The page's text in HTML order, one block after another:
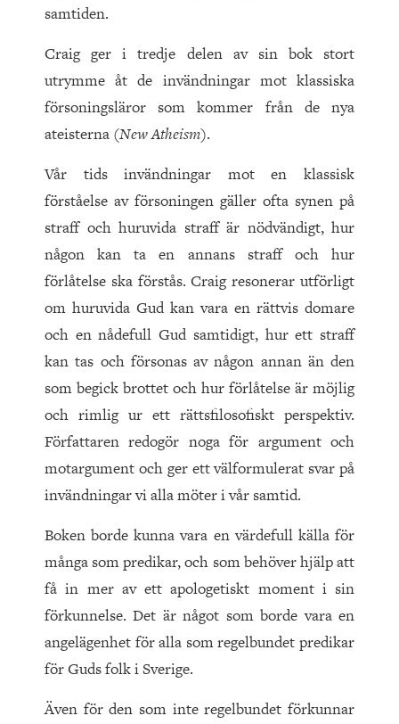
samtiden.
Craig ger i tredje delen av sin bok stort
utrymme åt de invändningar mot klassiska
försoningsläror som kommer från de nya
ateisterna (New Atheism).
Vår tids invändningar mot en klassisk
förståelse av försoningen gäller ofta synen på
straff och huruvida straff är nödvändigt, hur
någon kan ta en annans straff och hur
förlåtelse ska förstås. Craig resonerar utförligt
om huruvida Gud kan vara en rättvis domare
och en nådefull Gud samtidigt, hur ett straff
kan tas och försonas av någon annan än den
som begick brottet och hur förlåtelse är möjlig
och rimlig ur ett rättsfilosofiskt perspektiv.
Författaren redogör noga för argument och
motargument och ger ett välformulerat svar på
invändningar vi alla möter i vår samtid.
Boken borde kunna vara en värdefull källa för
många som predikar, och som behöver hjälp att
få in mer av ett apologetiskt moment i sin
förkunnelse. Det är något som borde vara en
angelägenhet för alla som regelbundet predikar
för Guds folk i Sverige.
Även för den som inte regelbundet förkunnar